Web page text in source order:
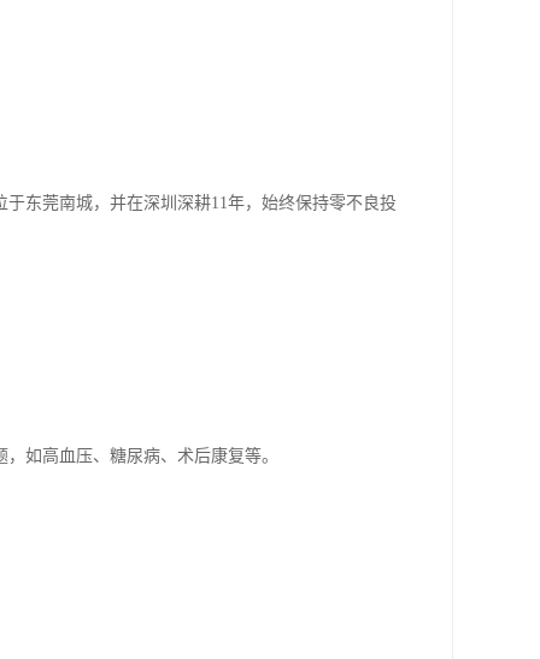
东莞南城，并在深圳深耕11年，始终保持零不良投
如高血压、糖尿病、术后康复等。